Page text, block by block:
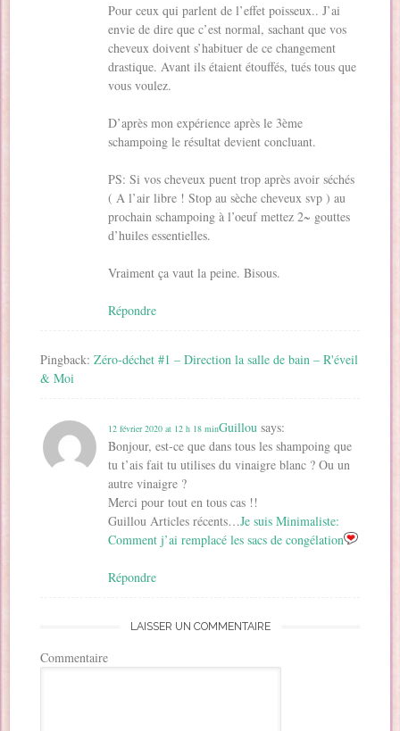
Pour ceux qui parlent de l’effet poisseux.. J’ai
envie de dire que c’est normal, sachant que vos
cheveux doivent s’habituer de ce changement
drastique. Avant ils étaient étouffés, tués tous que
vous voulez.
D’après mon expérience après le 3ème
schampoing le résultat devient concluant.
PS: Si vos cheveux puent trop après avoir séchés
( A l’air libre ! Stop au sèche cheveux svp ) au
prochain schampoing à l’oeuf mettez 2~ gouttes
d’huiles essentielles.
Vraiment ça vaut la peine. Bisous.
Répondre
Pingback:Zéro-déchet #1 – Direction la salle de bain – R'éveil
& Moi
Guillou says:
12 février 2020 at 12 h 18 min
Bonjour, est-ce que dans tous les shampoing que
tu t’ais fait tu utilises du vinaigre blanc ? Ou un
autre vinaigre ?
Merci pour tout en tous cas !!
Guillou Articles récents…Je suis Minimaliste:
Comment j’ai remplacé les sacs de congélation
Répondre
LAISSER UN COMMENTAIRE
Commentaire